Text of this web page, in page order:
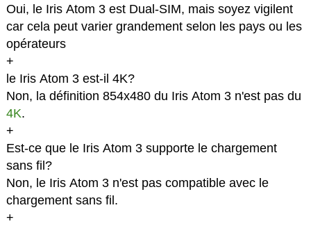
Oui, le Iris Atom 3 est Dual-SIM, mais soyez vigilent
car cela peut varier grandement selon les pays ou les
opérateurs
+
le Iris Atom 3 est-il 4K?
Non, la définition 854x480 du Iris Atom 3 n'est pas du
4K.
+
Est-ce que le Iris Atom 3 supporte le chargement
sans fil?
Non, le Iris Atom 3 n'est pas compatible avec le
chargement sans fil.
+